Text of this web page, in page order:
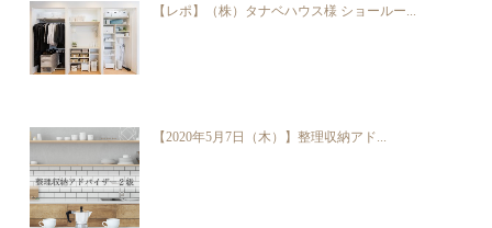
【レポ】（株）タナベハウス様 ショールー...
【2020年5月7日（木）】整理収納アド...